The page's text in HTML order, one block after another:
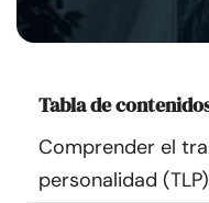
Cursos
Recursos
Comunidad
Tabla de
Comprender el
personalidad (TLP)